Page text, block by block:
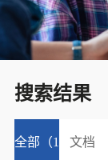
搜索结果
全部（1 文档